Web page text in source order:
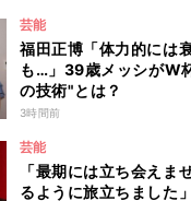
芸能
福田正博「体力的には
も…」39歳メッシがW
の技術"とは？
3時間前
芸能
「最期には立ち会えま
るように旅立ちました